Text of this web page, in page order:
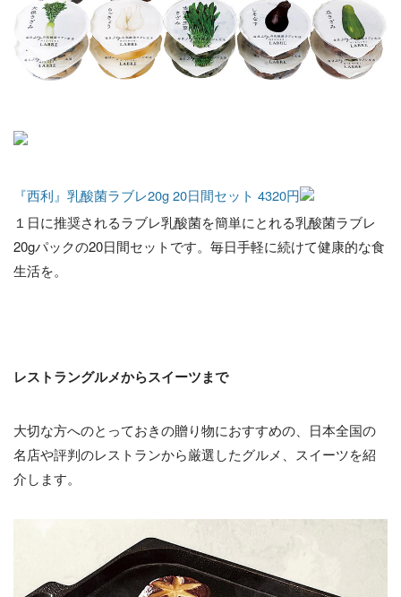
『西利』乳酸菌ラブレ20g 20日間セット 4320円
１日に推奨されるラブレ乳酸菌を簡単にとれる乳酸菌ラブレ
20gパックの20日間セットです。毎日手軽に続けて健康的な食
生活を。
レストラングルメからスイーツまで
大切な方へのとっておきの贈り物におすすめの、日本全国の
名店や評判のレストランから厳選したグルメ、スイーツを紹
介します。